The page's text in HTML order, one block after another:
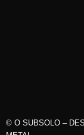
© O SUBSOLO –